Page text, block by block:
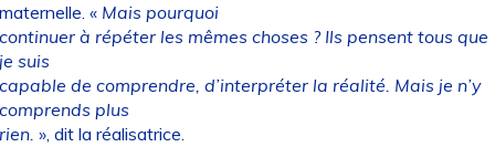
« Mais pourquoi
à répéter les mêmes choses ? Ils pensent tous que
suis
de comprendre, d’interpréter la réalité. Mais je n’y
plus
», dit la réalisatrice.